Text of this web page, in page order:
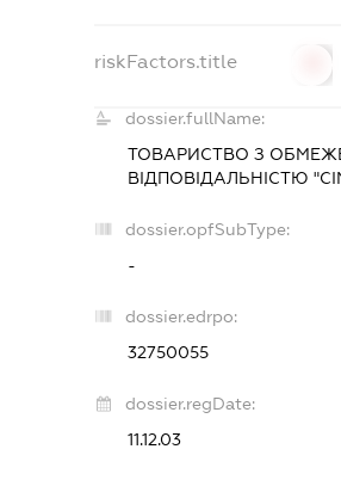
riskFactors.title
dossier.fullName:
ТОВАРИСТВО З
ВІДПОВІДАЛЬНІСТЮ
dossier.opfSubType:
-
dossier.edrpo:
32750055
dossier.regDate:
11.12.03